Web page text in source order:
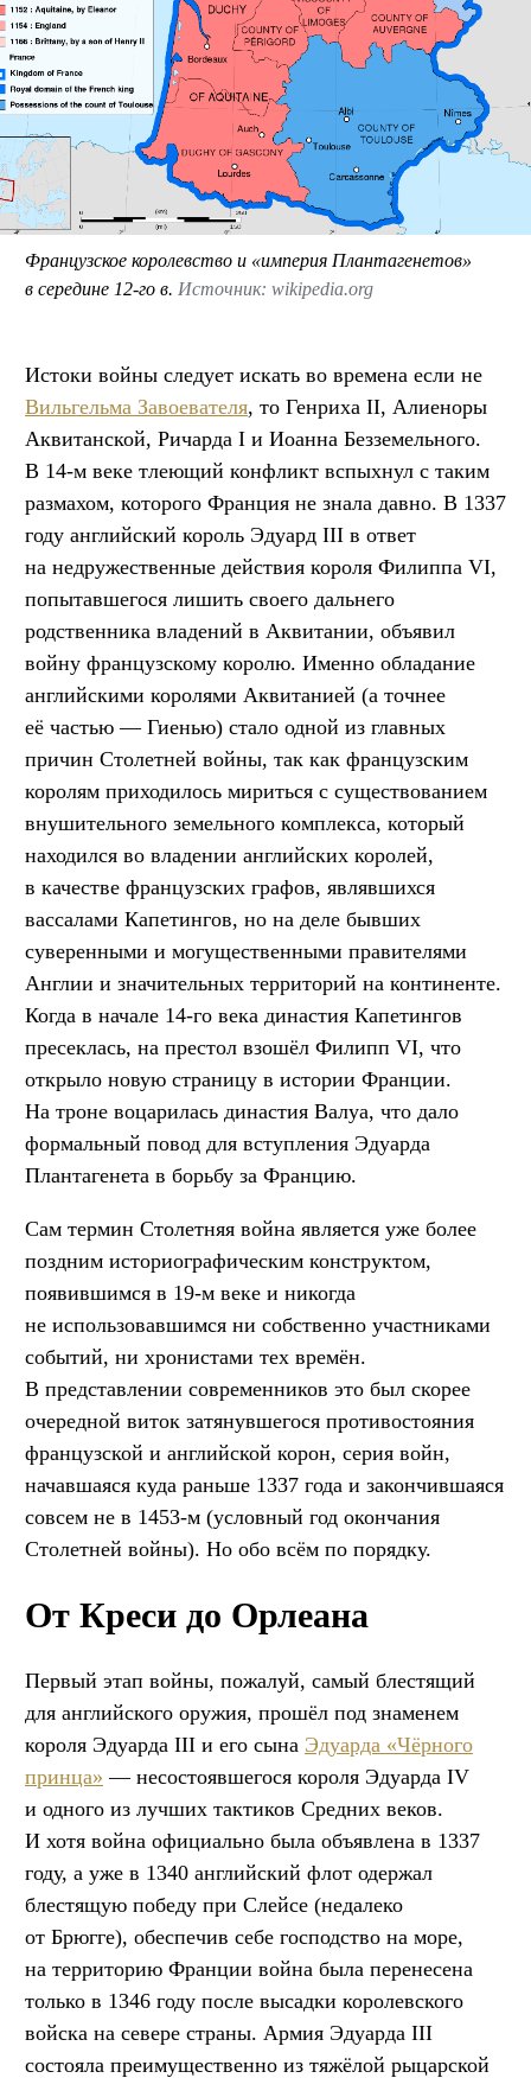
Французское королевство и «империя Плантагенетов»
в середине 12-го в. Источник: wikipedia.org
Истоки войны следует искать во времена если не
Вильгельма Завоевателя, то Генриха II, Алиеноры
Аквитанской, Ричарда I и Иоанна Безземельного.
В 14-м веке тлеющий конфликт вспыхнул с таким
размахом, которого Франция не знала давно. В 1337
году английский король Эдуард III в ответ
на недружественные действия короля Филиппа VI,
попытавшегося лишить своего дальнего
родственника владений в Аквитании, объявил
войну французскому королю. Именно обладание
английскими королями Аквитанией (а точнее
её частью — Гиенью) стало одной из главных
причин Столетней войны, так как французским
королям приходилось мириться с существованием
внушительного земельного комплекса, который
находился во владении английских королей,
в качестве французских графов, являвшихся
вассалами Капетингов, но на деле бывших
суверенными и могущественными правителями
Англии и значительных территорий на континенте.
Когда в начале 14-го века династия Капетингов
пресеклась, на престол взошёл Филипп VI, что
открыло новую страницу в истории Франции.
На троне воцарилась династия Валуа, что дало
формальный повод для вступления Эдуарда
Плантагенета в борьбу за Францию.
Сам термин Столетняя война является уже более
поздним историографическим конструктом,
появившимся в 19-м веке и никогда
не использовавшимся ни собственно участниками
событий, ни хронистами тех времён.
В представлении современников это был скорее
очередной виток затянувшегося противостояния
французской и английской корон, серия войн,
начавшаяся куда раньше 1337 года и закончившаяся
совсем не в 1453-м (условный год окончания
Столетней войны). Но обо всём по порядку.
От Креси до Орлеана
Первый этап войны, пожалуй, самый блестящий
для английского оружия, прошёл под знаменем
короля Эдуарда III и его сына Эдуарда «Чёрного
принца» — несостоявшегося короля Эдуарда IV
и одного из лучших тактиков Средних веков.
И хотя война официально была объявлена в 1337
году, а уже в 1340 английский флот одержал
блестящую победу при Слейсе (недалеко
от Брюгге), обеспечив себе господство на море,
на территорию Франции война была перенесена
только в 1346 году после высадки королевского
войска на севере страны. Армия Эдуарда III
состояла преимущественно из тяжёлой рыцарской